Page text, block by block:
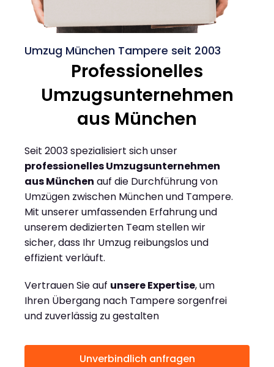
Umzug München Tampere seit 2003
Professionelles
Umzugsunternehmen
aus München
Seit 2003 spezialisiert sich unser
professionelles Umzugsunternehmen
aus München auf die Durchführung von
Umzügen zwischen München und Tampere.
Mit unserer umfassenden Erfahrung und
unserem dedizierten Team stellen wir
sicher, dass Ihr Umzug reibungslos und
effizient verläuft.
Vertrauen Sie auf unsere Expertise, um
Ihren Übergang nach Tampere sorgenfrei
und zuverlässig zu gestalten
Unverbindlich anfragen